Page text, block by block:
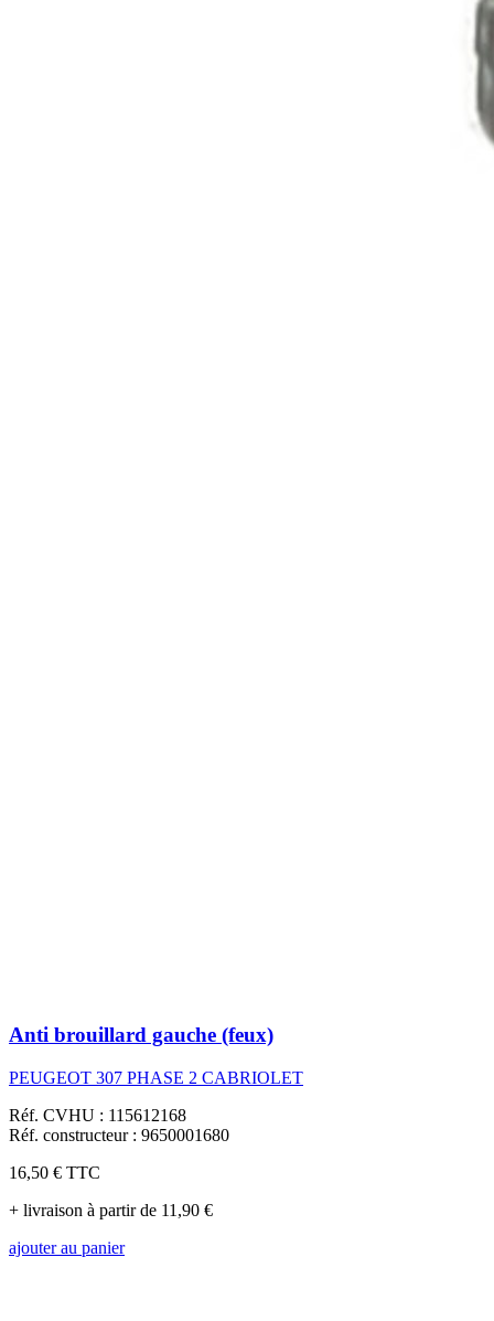
Anti brouillard gauche (feux)
PEUGEOT 307 PHASE 2 CABRIOLET
Réf. CVHU : 115612168
Réf. constructeur : 9650001680
16,50 € TTC
+ livraison à partir de 11,90 €
ajouter au panier